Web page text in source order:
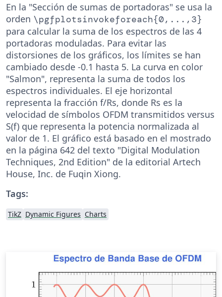
En la "Sección de sumas de portadoras" se usa la
orden \pgfplotsinvokeforeach{0,...,3}
para calcular la suma de los espectros de las 4
portadoras moduladas. Para evitar las
distorsiones de los gráficos, los límites se han
cambiado desde -0.1 hasta 5. La curva en color
"Salmon", representa la suma de todos los
espectros individuales. El eje horizontal
representa la fracción f/Rs, donde Rs es la
velocidad de símbolos OFDM transmitidos versus
S(f) que representa la potencia normalizada al
valor de 1. El gráfico está basado en el mostrado
en la página 642 del texto "Digital Modulation
Techniques, 2nd Edition" de la editorial Artech
House, Inc. de Fuqin Xiong.
Tags:
TikZ Dynamic Figures Charts